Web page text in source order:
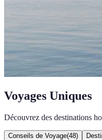
Voyages Uniques
Découvrez des destinations
Conseils de Voyage(48)